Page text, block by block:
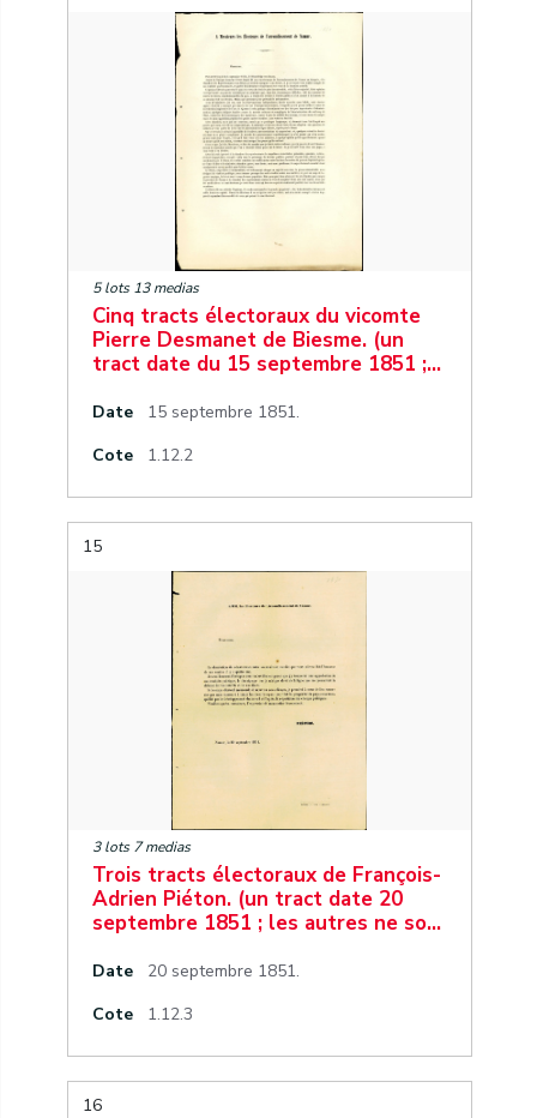
5 lots 13 medias
Cinq tracts électoraux du vicomte
Pierre Desmanet de Biesme. (un
tract date du 15 septembre 1851 ;…
Date
15 septembre 1851.
Cote
1.12.2
15
3 lots 7 medias
Trois tracts électoraux de François-
Adrien Piéton. (un tract date 20
septembre 1851 ; les autres ne so…
Date
20 septembre 1851.
Cote
1.12.3
16